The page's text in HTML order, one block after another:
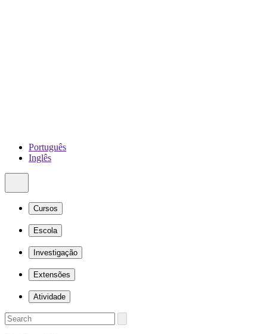
Português
Inglês
Cursos
Escola
Investigação
Extensões
Atividade